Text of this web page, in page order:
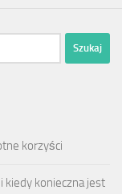
korzyści
kiedy konieczna jest